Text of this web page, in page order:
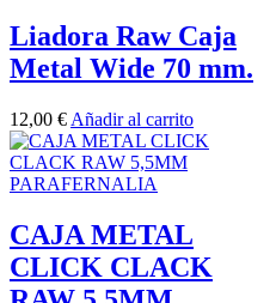
Liadora Raw Caja
Metal Wide 70 mm.
12,00 € Añadir al carrito
PARAFERNALIA
CAJA METAL
CLICK CLACK